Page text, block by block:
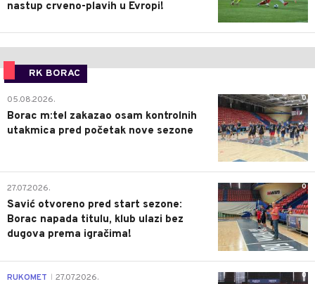
nastup crveno-plavih u Evropi!
RK BORAC
0
05.08.2026.
Borac m:tel zakazao osam kontrolnih
utakmica pred početak nove sezone
0
27.07.2026.
Savić otvoreno pred start sezone:
Borac napada titulu, klub ulazi bez
dugova prema igračima!
0
RUKOMET 27.07.2026.